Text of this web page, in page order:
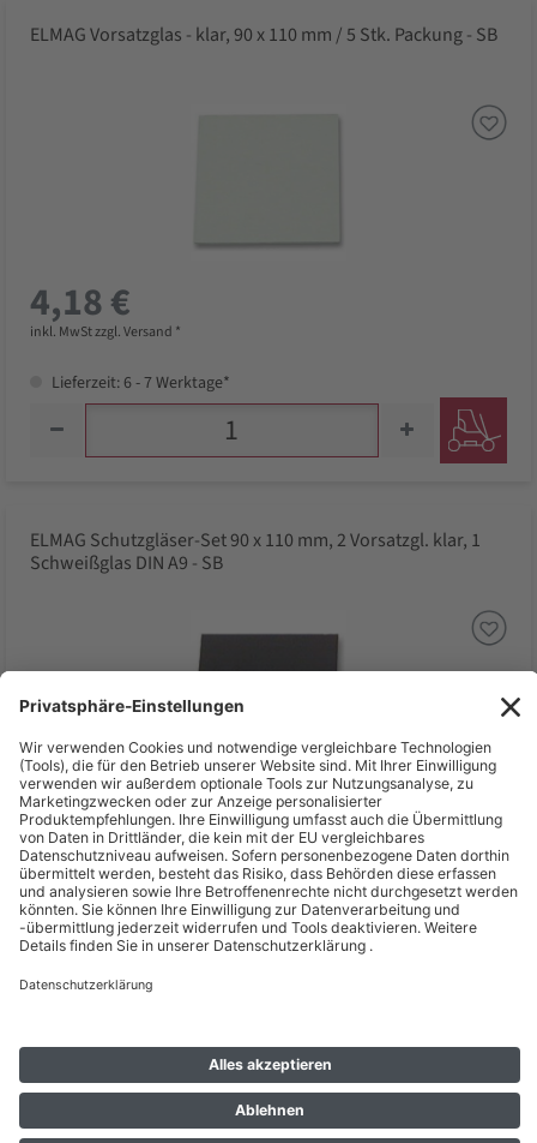
ELMAG Vorsatzglas - klar, 90 x 110 mm / 5 Stk. Packung - SB
4,18 €
inkl. MwSt zzgl. Versand *
Lieferzeit: 6 - 7 Werktage*
ELMAG Schutzgläser-Set 90 x 110 mm, 2 Vorsatzgl. klar, 1
Schweißglas DIN A9 - SB
5,50 €
inkl. MwSt zzgl. Versand *
Lieferzeit: 6 - 7 Werktage*
ELMAG Schweißgläser DIN A 10, 90 x 110 / 3 Stk. Packung -